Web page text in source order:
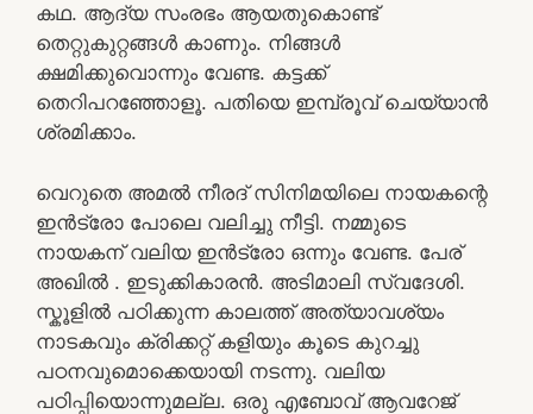
കഥ. ആദ്യ സംരഭം ആയതുകൊണ്ട്
തെറ്റുകുറ്റങ്ങൾ കാണും. നിങ്ങൾ
ക്ഷമിക്കുവൊന്നും വേണ്ട. കട്ടക്ക്
തെറിപറഞ്ഞോളൂ. പതിയെ ഇമ്പ്രൂവ് ചെയ്യാൻ
ശ്രമിക്കാം.
വെറുതെ അമൽ നീരദ് സിനിമയിലെ നായകന്റെ
ഇൻട്രോ പോലെ വലിച്ചു നീട്ടി. നമ്മുടെ
നായകന് വലിയ ഇൻട്രോ ഒന്നും വേണ്ട. പേര്
അഖിൽ . ഇടുക്കികാരൻ. അടിമാലി സ്വദേശി.
സ്കൂളിൽ പഠിക്കുന്ന കാലത്ത് അത്യാവശ്യം
നാടകവും ക്രിക്കറ്റ്‌ കളിയും കൂടെ കുറച്ചു
പഠനവുമൊക്കെയായി നടന്നു. വലിയ
പഠിപ്പിയൊന്നുമല്ല. ഒരു എബോവ് ആവറേജ്